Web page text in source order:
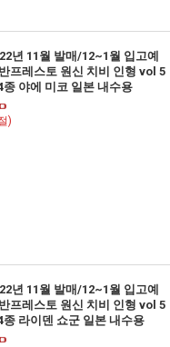
년 11월 발매/12~1월 입고예
프레스토 원신 치비 인형 vol 5
종 야에 미코 일본 내수용
)
년 11월 발매/12~1월 입고예
프레스토 원신 치비 인형 vol 5
종 라이덴 쇼군 일본 내수용